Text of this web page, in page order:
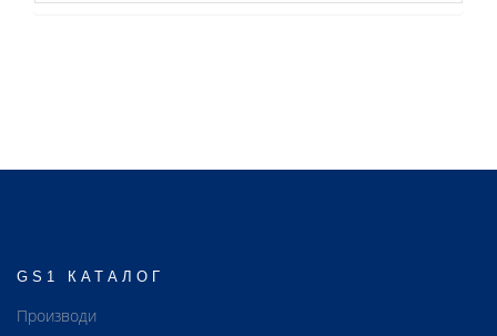
GS1 КАТАЛОГ
Производи